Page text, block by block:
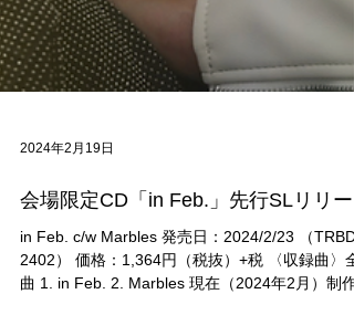
2024年2月19日
会場限定CD「in Feb.」先行SLリリー
in Feb. c/w Marbles 発売日：2024/2/23 （TRBD-